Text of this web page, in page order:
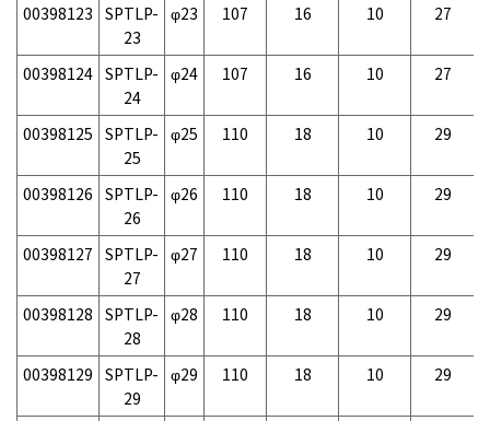
00398123 SPTLP-
23
φ23 107 16 10 27
00398124 SPTLP-
24
φ24 107 16 10 27
00398125 SPTLP-
25
φ25 110 18 10 29
00398126 SPTLP-
26
φ26 110 18 10 29
00398127 SPTLP-
27
φ27 110 18 10 29
00398128 SPTLP-
28
φ28 110 18 10 29
00398129 SPTLP-
29
φ29 110 18 10 29